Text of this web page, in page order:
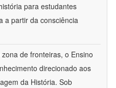
para estudantes
a partir da consciência
de fronteiras, o Ensino
direcionado aos
da História. Sob